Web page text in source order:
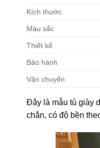
Kích thước
Màu sắc
Thiết kế
Bảo hành
Vận chuyển
Đây là mẫu tủ giày
chắn, có độ bền